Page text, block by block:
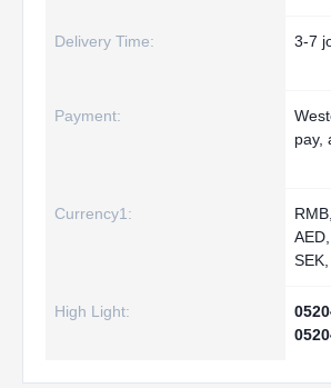
Delivery Time: 3-7
Payment:
pay,
Currency1:
SEK,
High Light: